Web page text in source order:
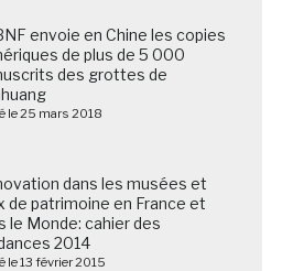
envoie en Chine les copies
de plus de 5 000
des grottes de
le 25 mars 2018
dans les musées et
de patrimoine en France et
le Monde: cahier des
2014
le 13 février 2015